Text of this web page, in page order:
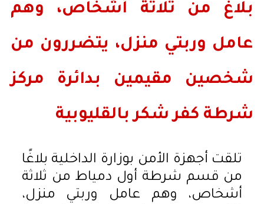
بلاغ من ثلاثة أشخاص، وهم
عامل وربتي منزل، يتضررون من
شخصين مقيمين بدائرة مركز
شرطة كفر شكر بالقليوبية
تلقت أجهزة الأمن بوزارة الداخلية بلاغًا
من قسم شرطة أول دمياط من ثلاثة
أشخاص، وهم عامل وربتي منزل،